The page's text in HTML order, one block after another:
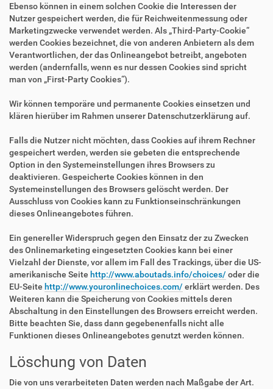
Ebenso können in einem solchen Cookie die Interessen der
Nutzer gespeichert werden, die für Reichweitenmessung oder
Marketingzwecke verwendet werden. Als „Third-Party-Cookie“
werden Cookies bezeichnet, die von anderen Anbietern als dem
Verantwortlichen, der das Onlineangebot betreibt, angeboten
werden (andernfalls, wenn es nur dessen Cookies sind spricht
man von „First-Party Cookies“).
Wir können temporäre und permanente Cookies einsetzen und
klären hierüber im Rahmen unserer Datenschutzerklärung auf.
Falls die Nutzer nicht möchten, dass Cookies auf ihrem Rechner
gespeichert werden, werden sie gebeten die entsprechende
Option in den Systemeinstellungen ihres Browsers zu
deaktivieren. Gespeicherte Cookies können in den
Systemeinstellungen des Browsers gelöscht werden. Der
Ausschluss von Cookies kann zu Funktionseinschränkungen
dieses Onlineangebotes führen.
Ein genereller Widerspruch gegen den Einsatz der zu Zwecken
des Onlinemarketing eingesetzten Cookies kann bei einer
Vielzahl der Dienste, vor allem im Fall des Trackings, über die US-
amerikanische Seite http://www.aboutads.info/choices/ oder die
EU-Seite http://www.youronlinechoices.com/ erklärt werden. Des
Weiteren kann die Speicherung von Cookies mittels deren
Abschaltung in den Einstellungen des Browsers erreicht werden.
Bitte beachten Sie, dass dann gegebenenfalls nicht alle
Funktionen dieses Onlineangebotes genutzt werden können.
Löschung von Daten
Die von uns verarbeiteten Daten werden nach Maßgabe der Art.